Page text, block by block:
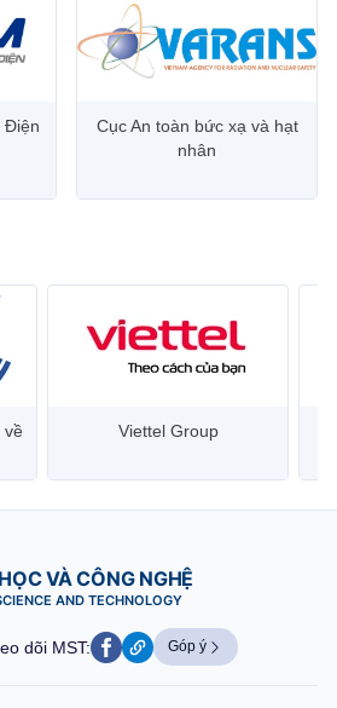
Điện
Cục An toàn bức xạ và hạt
nhân
về
Viettel Group
VÀ CÔNG NGHỆ
AND TECHNOLOGY
dõi MST: Góp ý